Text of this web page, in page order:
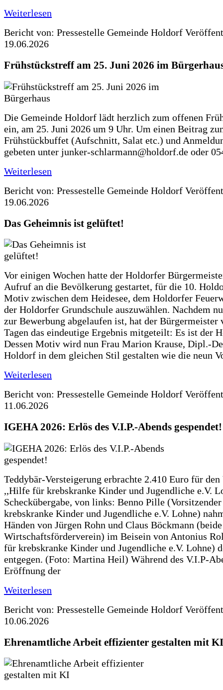
Weiterlesen
Bericht von: Pressestelle Gemeinde Holdorf
19.06.2026
Frühstückstreff am 25. Juni 2026 im
Die Gemeinde Holdorf lädt herzlich zum offenen
ein, am 25. Juni 2026 um 9 Uhr. Um einen Beitrag
Frühstückbuffet (Aufschnitt, Salat etc.) und
gebeten unter junker-schlarmann@holdorf.de oder
Weiterlesen
Bericht von: Pressestelle Gemeinde Holdorf
19.06.2026
Das Geheimnis ist gelüftet!
Vor einigen Wochen hatte der Holdorfer
Aufruf an die Bevölkerung gestartet, für die 10.
Motiv zwischen dem Heidesee, dem Holdorfer
der Holdorfer Grundschule auszuwählen. Nachdem
zur Bewerbung abgelaufen ist, hat der Bürgermeister
Tagen das eindeutige Ergebnis mitgeteilt: Es ist der
Dessen Motiv wird nun Frau Marion Krause, Dipl.-
Holdorf in dem gleichen Stil gestalten wie die neun
Weiterlesen
Bericht von: Pressestelle Gemeinde Holdorf
11.06.2026
IGEHA 2026: Erlös des V.I.P.-Abends gespendet!
Teddybär-Versteigerung erbrachte 2.410 Euro für den
,,Hilfe für krebskranke Kinder und Jugendliche e.V.
Scheckübergabe, von links: Benno Pille
krebskranke Kinder und Jugendliche e.V. Lohne)
Händen von Jürgen Rohn und Claus Böckmann
Wirtschaftsförderverein) im Beisein von Antonius
für krebskranke Kinder und Jugendliche e.V. Lohne)
entgegen. (Foto: Martina Heil) Während des V.I.P-
Eröffnung der
Weiterlesen
Bericht von: Pressestelle Gemeinde Holdorf
10.06.2026
Ehrenamtliche Arbeit effizienter gestalten mit KI